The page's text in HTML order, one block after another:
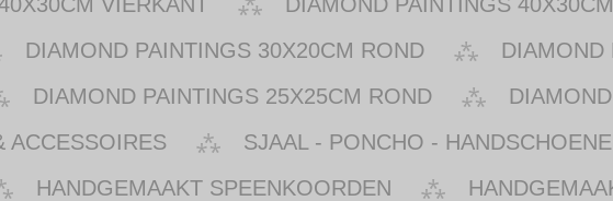
DIAMOND PAINTINGS 30X20CM ROND
DIAMOND
DIAMOND PAINTINGS 25X25CM ROND
ACCESSOIRES
SJAAL - PONCHO -
HANDGEMAAKT SPEENKOORDEN